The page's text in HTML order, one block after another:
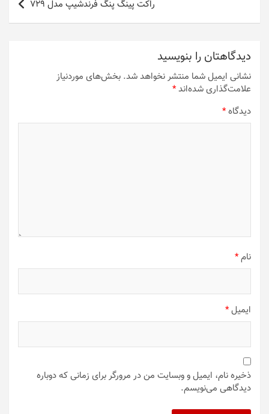
راکت پینگ پنگ فرندشیپ مدل 729
دیدگاهتان را بنویسید
نشانی ایمیل شما منتشر نخواهد شد. بخش‌های موردنیاز
علامت‌گذاری شده‌اند*
دیدگاه*
نام*
ایمیل*
ذخیره نام، ایمیل و وبسایت من در مرورگر برای زمانی که دوباره
دیدگاهی می‌نویسم.